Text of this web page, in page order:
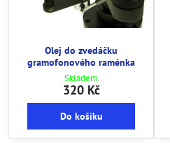
Olej do zvedáčku
gramofonového raménka
Skladem
320 Kč
Do košíku